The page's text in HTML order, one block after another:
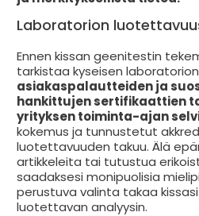
Laboratorion
Ennen kissan geenitestin
tarkistaa kyseisen
asiakaspalautteiden ja
hankittujen sertifikaattien
yrityksen toiminta-ajan
kokemus ja tunnustetut
luotettavuuden takuu. Älä
artikkeleita tai tutustua
saadaksesi monipuolisia
perustuva valinta takaa kissasi
luotettavan analyysin.